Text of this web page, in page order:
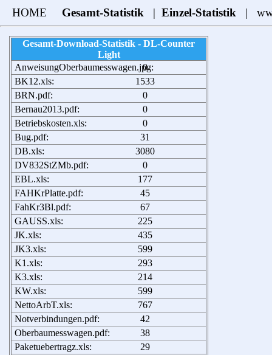
HOME Gesamt-Statistik | Einzel-Statistik |
Gesamt-Download-Statistik - DL-Counter
Light
AnweisungOberbaumesswagen.jpg:
0
BK12.xls:
1533
BRN.pdf:
0
Bernau2013.pdf:
0
Betriebskosten.xls:
0
Bug.pdf:
31
DB.xls:
3080
DV832StZMb.pdf:
0
EBL.xls:
177
FAHKrPlatte.pdf:
45
FahKr3Bl.pdf:
67
GAUSS.xls:
225
JK.xls:
435
JK3.xls:
599
K1.xls:
293
K3.xls:
214
KW.xls:
599
NettoArbT.xls:
767
Notverbindungen.pdf:
42
Oberbaumesswagen.pdf:
38
Paketuebertragz.xls:
29